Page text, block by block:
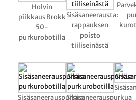
Holvin
piikkaus Brokk
50-
purkurobotilla
Sisäsaneerausta:
rappauksen
poisto
tiiliseinästä
SisäsaneerauspurkuaSisäsaneerauspurkua